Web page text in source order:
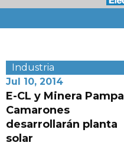
Industria
Jul 10, 2014
E-CL y Minera Pampa
Camarones
desarrollarán planta
solar